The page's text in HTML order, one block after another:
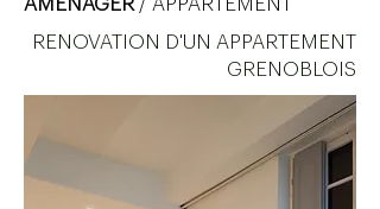
AMENAGER / APPARTEMENT
RENOVATION D'UN APPARTEMENT
GRENOBLOIS